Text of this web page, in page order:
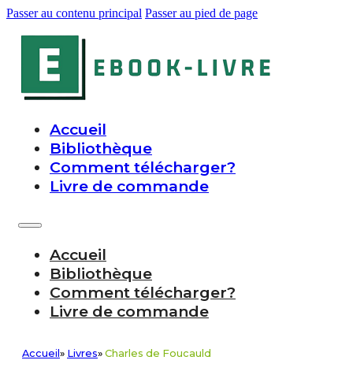
Passer au contenu principal Passer au pied de page
Accueil
Bibliothèque
Comment télécharger?
Livre de commande
Accueil
Bibliothèque
Comment télécharger?
Livre de commande
Accueil » Livres» Charles de Foucauld